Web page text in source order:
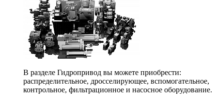
В разделе Гидропривод вы можете приобрести:
распределительное, дросселирующее, вспомогательное,
контрольное, фильтрационное и насосное оборудование.